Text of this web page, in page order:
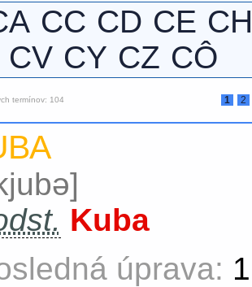
CC CD CE CH
CV CY CZ CÔ
termínov: 104 1 2
Kuba
úprava: